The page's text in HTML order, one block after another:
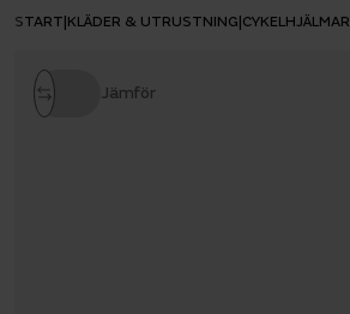
START KLÄDER & UTRUSTNING CYKELHJÄLMAR
Jämför